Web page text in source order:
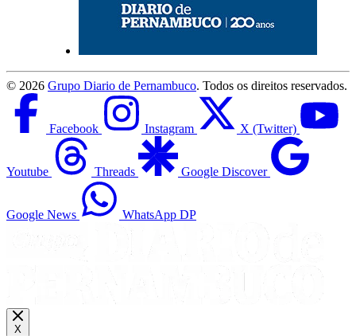
© 2026 Grupo Diario de Pernambuco. Todos os direitos reservados.
Facebook Instagram X (Twitter)
Youtube Threads Google Discover
Google News WhatsApp DP
X